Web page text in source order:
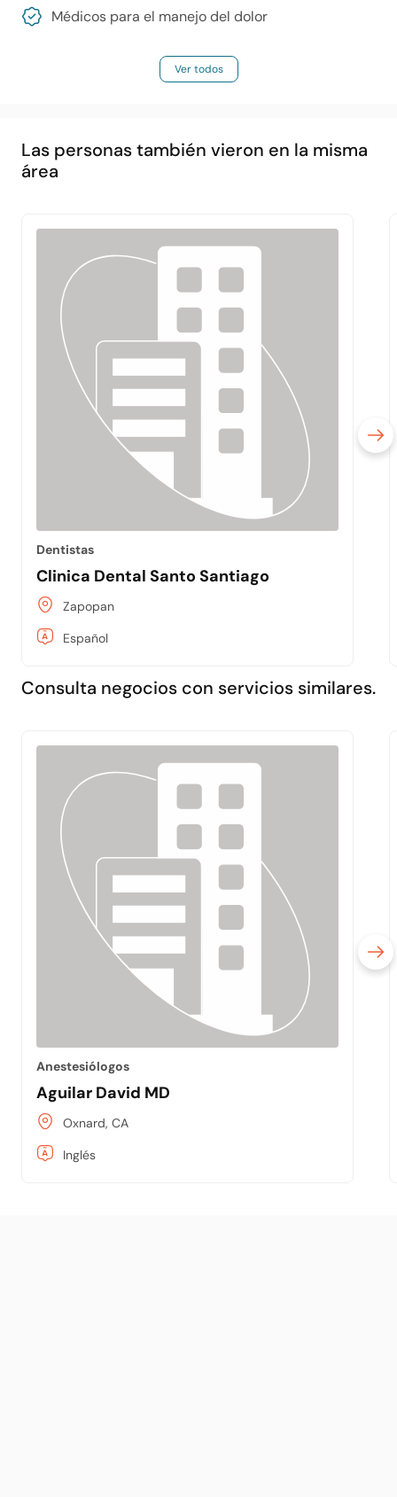
Médicos para el manejo del dolor
Ver todos
Las personas también vieron en la misma
área
Dentistas
Clinica Dental Santo Santiago
Zapopan
Español
Consulta negocios con servicios similares.
Anestesiólogos
Aguilar David MD
Oxnard, CA
Inglés